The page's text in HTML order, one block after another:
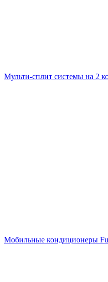
Мульти-сплит системы на 2
Мобильные кондиционеры